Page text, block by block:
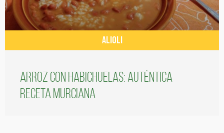
ALIOLI
Arroz con habichuelas: auténtica
receta murciana